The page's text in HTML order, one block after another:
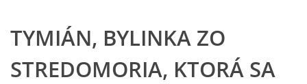
TYMIÁN, BYLINKA ZO
STREDOMORIA, KTORÁ SA